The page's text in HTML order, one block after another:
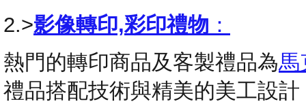
2.>影像轉印,彩印禮物 ：
熱門的轉印商品及客製禮品為馬
禮品搭配技術與精美的美工設